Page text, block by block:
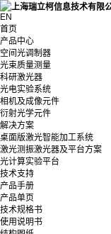
EN
首页
产品中心
空间光调制器
光束质量测量
科研激光器
光电实验系统
相机及成像元件
衍射光学元件
解决方案
桌面版激光智能加工系统
激光测振激光器及平台方案
光计算实验平台
技术支持
产品手册
产品单页
技术规格书
使用说明书